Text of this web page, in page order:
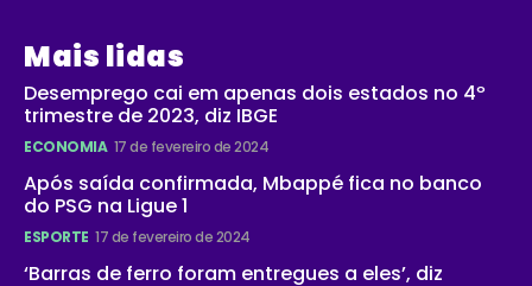
Mais lidas
Desemprego cai em apenas dois estados no 4º
trimestre de 2023, diz IBGE
ECONOMIA 17 de fevereiro de 2024
Após saída confirmada, Mbappé fica no banco
do PSG na Ligue 1
ESPORTE 17 de fevereiro de 2024
‘Barras de ferro foram entregues a eles’, diz